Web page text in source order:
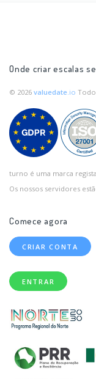
Onde criar escalas
© 2026 valuedate.io
turno é uma marca
Os nossos servidores
Comece agora
CRIAR CONTA
ENTRAR